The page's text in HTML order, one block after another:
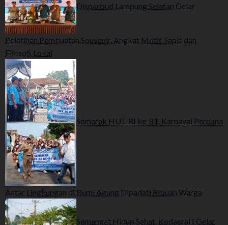
Disparbud Lampung Selatan Gelar
Pelatihan Pembuatan Souvenir, Angkat Motif Tapis dan
Filosofi Lokal
Semarak HUT RI ke-81, Karnaval Perdana
Antar Lingkungan di Bumi Agung Dipadati Ribuan Warga
Semangat Hidup Sehat, Kodaeral I Gelar